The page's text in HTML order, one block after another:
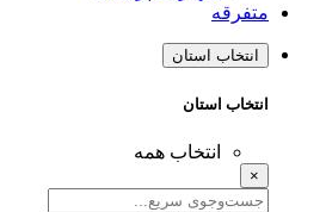
متفرقه
انتخاب استان
انتخاب استان
انتخاب همه
×